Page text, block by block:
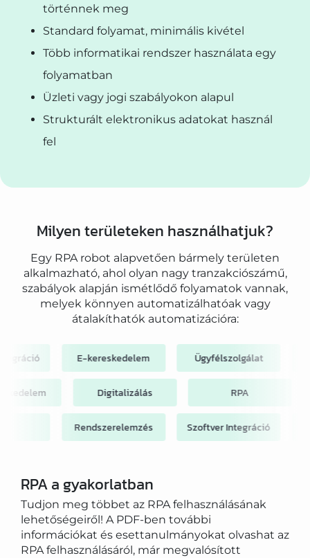
történnek meg
Standard folyamat, minimális kivétel
Több informatikai rendszer használata egy
folyamatban
Üzleti vagy jogi szabályokon alapul
Strukturált elektronikus adatokat használ
fel
Milyen területeken használhatjuk?
Egy RPA robot alapvetően bármely területen
alkalmazható, ahol olyan nagy tranzakciószámű,
szabályok alapján ismétlődő folyamatok vannak,
melyek könnyen automatizálhatóak vagy
átalakíthatók automatizációra:
E-kereskedelem Ügyfélszolgálat
E-kereskedelem
Rendszerelemzés Szoftver Integráció
RPA a gyakorlatban
Tudjon meg többet az RPA felhasználásának
lehetőségeiről! A PDF-ben további
információkat és esettanulmányokat olvashat az
RPA felhasználásáról, már megvalósított